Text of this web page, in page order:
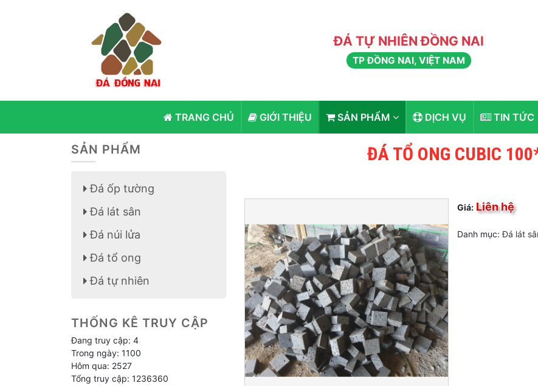
ĐÁ TỰ NHIÊN ĐỒNG NAI
TP ĐỒNG NAI, VIỆT NAM
TRANG CHỦ GIỚI THIỆU SẢN PHẨM DỊCH VỤ TIN TỨC
ĐÁ TỔ ONG CUBIC
Giá: Liên hệ
Danh mục:Đá lát
SẢN PHẨM
Đá ốp tường
Đá lát sân
Đá núi lửa
Đá tổ ong
Đá tự nhiên
THỐNG KÊ TRUY CẬP
Đang truy cập: 4
Trong ngày: 1100
Hôm qua: 2527
Tổng truy cập: 1236360